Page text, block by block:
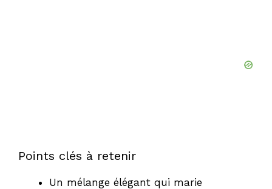
Points clés à retenir
Un mélange élégant qui marie